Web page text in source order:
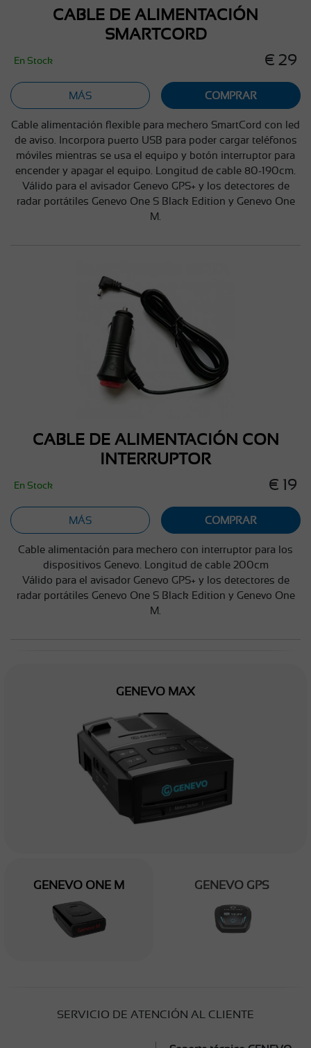
CABLE DE ALIMENTACIÓN
SMARTCORD
€ 29
En Stock
MÁS COMPRAR
Cable alimentación flexible para mechero SmartCord con led
de aviso. Incorpora puerto USB para poder cargar teléfonos
móviles mientras se usa el equipo y botón interruptor para
encender y apagar el equipo. Longitud de cable 80-190cm.
Válido para el avisador Genevo GPS+ y los detectores de
radar portátiles Genevo One S Black Edition y Genevo One
M.
CABLE DE ALIMENTACIÓN CON
INTERRUPTOR
€ 19
En Stock
MÁS COMPRAR
Cable alimentación para mechero con interruptor para los
dispositivos Genevo. Longitud de cable 200cm
Válido para el avisador Genevo GPS+ y los detectores de
radar portátiles Genevo One S Black Edition y Genevo One
M.
GENEVO MAX
GENEVO ONE M GENEVO GPS
SERVICIO DE ATENCIÓN AL CLIENTE